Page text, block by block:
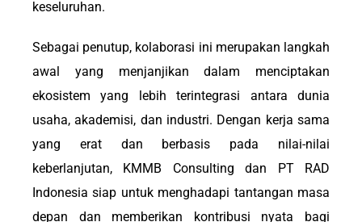
keseluruhan.
Sebagai penutup, kolaborasi ini merupakan langkah
awal yang menjanjikan dalam menciptakan
ekosistem yang lebih terintegrasi antara dunia
usaha, akademisi, dan industri. Dengan kerja sama
yang erat dan berbasis pada nilai-nilai
keberlanjutan, KMMB Consulting dan PT RAD
Indonesia siap untuk menghadapi tantangan masa
depan dan memberikan kontribusi nyata bagi